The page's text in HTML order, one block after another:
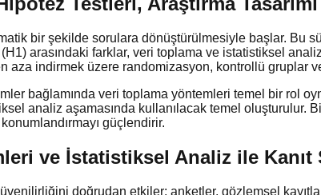
bir şekilde sorulara dönüştürülmesiyle başlar. Bu
arasındaki farklar, veri toplama ve istatistiksel
aza indirmek üzere randomizasyon, kontrollü gruplar
bağlamında veri toplama yöntemleri temel bir rol
analiz aşamasında kullanılacak temel oluşturulur.
güçlendirir.
ve İstatistiksel Analiz ile
doğrudan etkiler; anketler, gözlemsel